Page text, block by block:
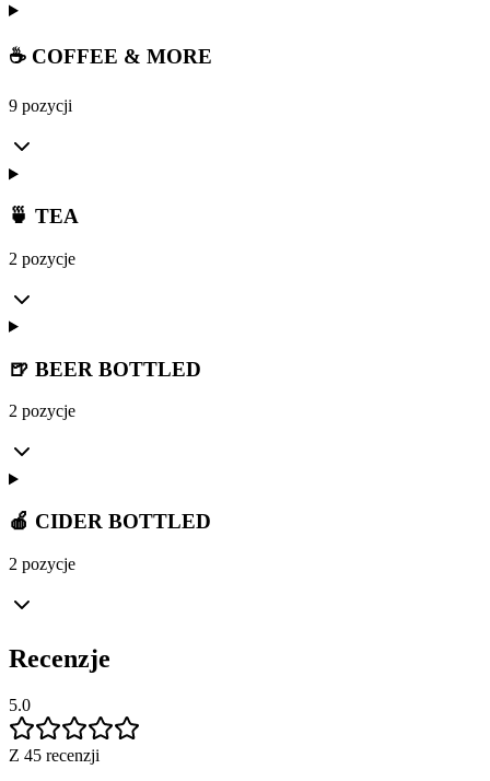
☕ COFFEE & MORE
9 pozycji
🍵 TEA
2 pozycje
🍺 BEER BOTTLED
2 pozycje
🍎 CIDER BOTTLED
2 pozycje
Recenzje
5.0
Z 45 recenzji